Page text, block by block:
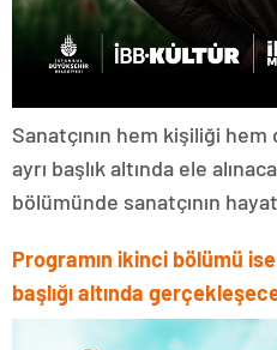
Sanatçının hem kişiliği
ayrı başlık altında ele
bölümünde sanatçının
Programın ikinci bölümü
başlığı altında